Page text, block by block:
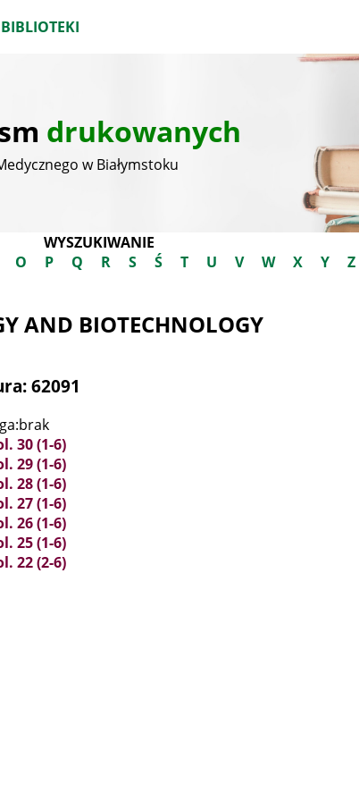
drukowanych
w Białymstoku
WYSZUKIWANIE
O P Q R S Ś T U V W X Y Z
AND BIOTECHNOLOGY
62091
30 (1-6)
29 (1-6)
28 (1-6)
27 (1-6)
26 (1-6)
25 (1-6)
22 (2-6)